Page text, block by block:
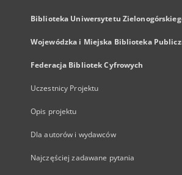
Biblioteka Uniwersytetu
Wojewódzka i Miejska Biblioteka
Federacja Bibliotek Cyfrowych
Uczestnicy Projektu
Opis projektu
Dla autorów i wydawców
Najczęściej zadawane pytania